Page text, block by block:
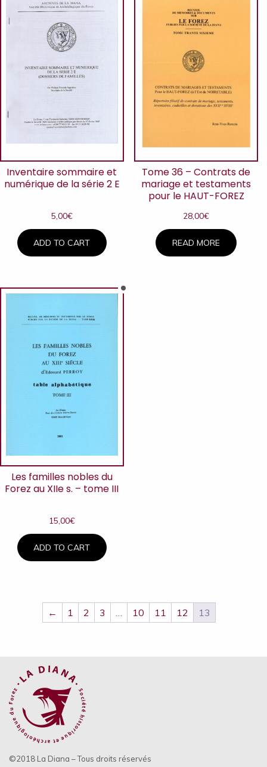
Inventaire sommaire et
numérique de la série 2 E
5,00€
ADD TO CART
Tome 36 – Contrats de
mariage et testaments
pour le HAUT-FOREZ
28,00€
READ MORE
Les familles nobles du
Forez au XIIe s. – tome III
15,00€
ADD TO CART
← 1 2 3 … 10 11 12 13
©2018 La Diana – Tous droits réservés